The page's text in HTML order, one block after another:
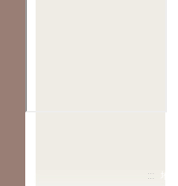
:::